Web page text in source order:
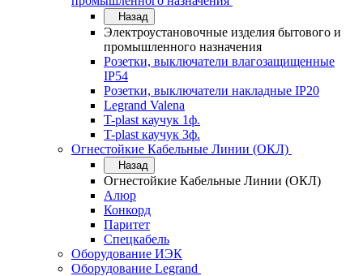
Назад
Электроустановочные изделия бытового и
промышленного назначения
Розетки, выключатели влагозащищенные
IP54
Розетки, выключатели накладные IP20
Legrand Valena
T-plast каучук 1ф.
T-plast каучук 3ф.
Огнестойкие Кабельные Линии (ОКЛ)
Назад
Огнестойкие Кабельные Линии (ОКЛ)
Алюр
Конкорд
Паритет
Спецкабель
Оборудование ИЭК
Оборудование Legrand